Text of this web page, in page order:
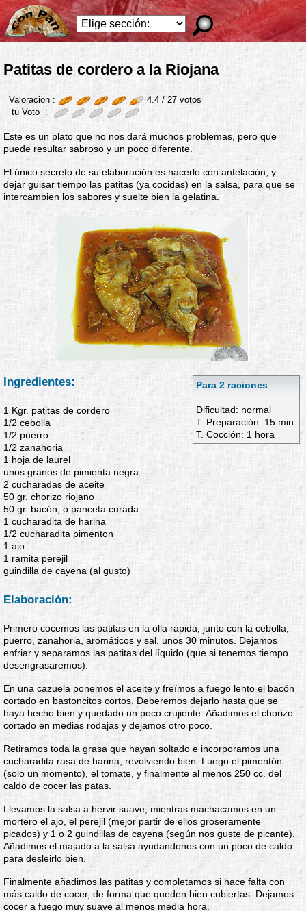
Patitas de cordero a la Riojana
Valoracion : 4.4 /27 votos
tu Voto :
Este es un plato que no nos dará muchos problemas, pero que
puede resultar sabroso y un poco diferente.
El único secreto de su elaboración es hacerlo con antelación, y
dejar guisar tiempo las patitas (ya cocidas) en la salsa, para que se
intercambien los sabores y suelte bien la gelatina.
Para 2 raciones
Dificultad: normal
T. Preparación: 15 min.
T. Cocción: 1 hora
Ingredientes:
1 Kgr. patitas de cordero
1/2 cebolla
1/2 puerro
1/2 zanahoria
1 hoja de laurel
unos granos de pimienta negra
2 cucharadas de aceite
50 gr. chorizo riojano
50 gr. bacón, o panceta curada
1 cucharadita de harina
1/2 cucharadita pimenton
1 ajo
1 ramita perejil
guindilla de cayena (al gusto)
Elaboración:
Primero cocemos las patitas en la olla rápida, junto con la cebolla,
puerro, zanahoria, aromáticos y sal, unos 30 minutos. Dejamos
enfriar y separamos las patitas del líquido (que si tenemos tiempo
desengrasaremos).
En una cazuela ponemos el aceite y freímos a fuego lento el bacón
cortado en bastoncitos cortos. Deberemos dejarlo hasta que se
haya hecho bien y quedado un poco crujiente. Añadimos el chorizo
cortado en medias rodajas y dejamos otro poco.
Retiramos toda la grasa que hayan soltado e incorporamos una
cucharadita rasa de harina, revolviendo bien. Luego el pimentón
(solo un momento), el tomate, y finalmente al menos 250 cc. del
caldo de cocer las patas.
Llevamos la salsa a hervir suave, mientras machacamos en un
mortero el ajo, el perejil (mejor partir de ellos groseramente
picados) y 1 o 2 guindillas de cayena (según nos guste de picante).
Añadimos el majado a la salsa ayudandonos con un poco de caldo
para desleirlo bien.
Finalmente añadimos las patitas y completamos si hace falta con
más caldo de cocer, de forma que queden bien cubiertas. Dejamos
cocer a fuego muy suave al menos media hora.